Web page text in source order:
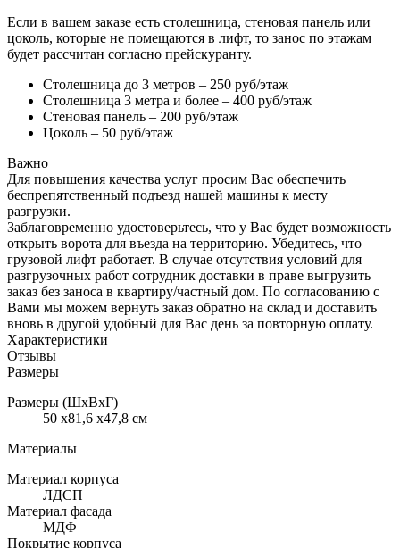
Если в вашем заказе есть столешница, стеновая панель или
цоколь, которые не помещаются в лифт, то занос по этажам
будет рассчитан согласно прейскуранту.
Столешница до 3 метров – 250 руб/этаж
Столешница 3 метра и более – 400 руб/этаж
Стеновая панель – 200 руб/этаж
Цоколь – 50 руб/этаж
Важно
Для повышения качества услуг просим Вас обеспечить
беспрепятственный подъезд нашей машины к месту
разгрузки.
Заблаговременно удостоверьтесь, что у Вас будет возможность
открыть ворота для въезда на территорию. Убедитесь, что
грузовой лифт работает. В случае отсутствия условий для
разгрузочных работ сотрудник доставки в праве выгрузить
заказ без заноса в квартиру/частный дом. По согласованию с
Вами мы можем вернуть заказ обратно на склад и доставить
вновь в другой удобный для Вас день за повторную оплату.
Характеристики
Отзывы
Размеры
Размеры (ШхВхГ)
50 x81,6 x47,8 см
Материалы
Материал корпуса
ЛДСП
Материал фасада
МДФ
Покрытие корпуса